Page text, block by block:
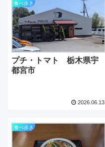
食べ歩き
プチ・トマト 栃木県宇
都宮市
2026.06.13
食べ歩き